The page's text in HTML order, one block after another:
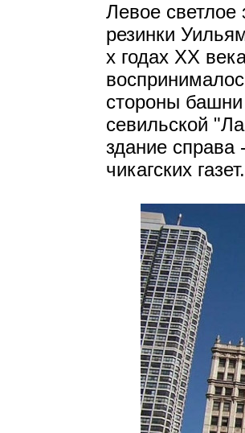
Левое светлое
резинки
х годах XX
стороны башни
севильской
здание справа
чикагских